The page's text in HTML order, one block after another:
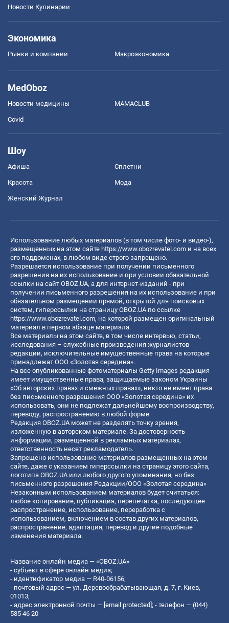
Новости Кулинарии
Экономика
Рынки и компании Mакроэкономика
MedOboz
Новости медицины MAMACLUB
Covid
Шоу
Афиша Сплетни
Красота Мода
Женский Журнал
Использование любых материалов (в том числе фото- и видео-),
размещенных на этом сайте https://www.obozrevatel.com и на всех
его поддоменах, в любом виде строго запрещено.
Разрешается использование при получении письменного
разрешения на их использование и при условии обязательной
ссылки на сайт OBOZ.UA, а для интернет-изданий - при
получении письменного разрешения на их использование и при
обязательном размещении прямой, открытой для поисковых
систем, гиперссылки на страницу OBOZ.UA по ссылке
https://www.obozrevatel.com, на которой размещен оригинальный
материал в первом абзаце материала.
Все материалы на этом сайте, в том числе интервью, статьи,
исследования – служебные произведения журналистов
редакции, исключительные имущественные права на которые
принадлежат ООО «Золотая середина».
На все опубликованные фотоматериалы Getty Images редакция
имеет имущественные права, защищаемые законом Украины
«Об авторских правах и смежных правах», никто не имеет права
без письменного разрешения ООО «Золотая середина» их
использовать, они не подлежат дальнейшему воспроизводству,
переводу, распространению в любой форме.
Редакция OBOZ.UA может не разделять точку зрения,
изложенную в авторском материале. За достоверность
информации, размещенной в рекламных материалах,
ответственность несет рекламодатель.
Запрещено использование материалов размещенных на этом
сайте, даже с указанием гиперссылки на страницу этого сайта,
логотипа OBOZ.UA или любого другого упоминания, но без
письменного разрешения Редакции/ООО «Золотая середина»
Незаконным использованием материалов будет считаться:
любое копирование, публикация, перепечатка, последующее
распространение, использование, переработка с
использованием, включением в состав других материалов,
распространение, адаптация, перевод и другие подобные
изменения материала.
Название онлайн медиа — «OBOZ.UA»
- субъект в сфере онлайн медиа;
- идентификатор медиа — R40-06156;
- почтовый адрес — ул. Деревообрабатывающая, д. 7, г. Киев,
01013;
- адрес электронной почты — [email protected] ; - телефон — (044)
585 46 20